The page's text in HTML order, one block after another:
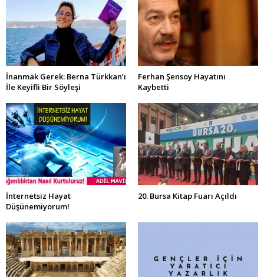
İnanmak Gerek: Berna Türkkan’ı
İle Keyifli Bir Söyleşi
Ferhan Şensoy Hayatını
Kaybetti
İnternetsiz Hayat
Düşünemiyorum!
20. Bursa Kitap Fuarı Açıldı